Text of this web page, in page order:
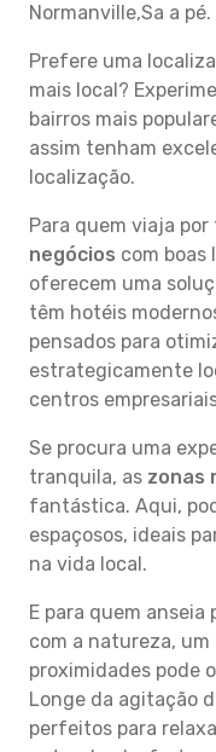
Normanville,Sa a pé.
Prefere uma
mais local?
bairros mais
assim tenham
localização.
Para quem viaja por
negócios com boas
oferecem uma
têm hotéis
pensados para
estrategicamente
centros
Se procura uma
tranquila, as zonas
fantástica. Aqui,
espaçosos, ideais
na vida local.
E para quem
com a natureza, um
proximidades pode
Longe da agitação
perfeitos para